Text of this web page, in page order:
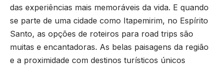
das experiências mais memoráveis da vida. E quando
se parte de uma cidade como Itapemirim, no Espírito
Santo, as opções de roteiros para road trips são
muitas e encantadoras. As belas paisagens da região
e a proximidade com destinos turísticos únicos